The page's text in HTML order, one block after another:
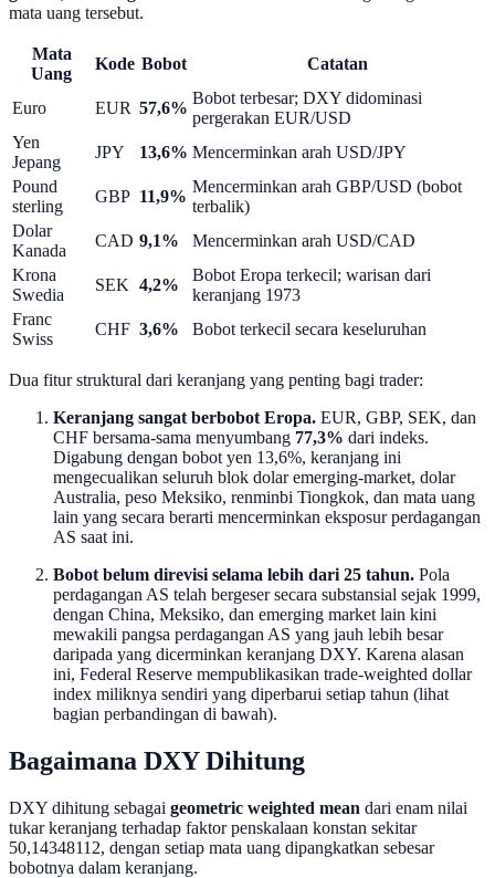
mata uang tersebut.
Mata
Uang
Kode Bobot Catatan
Euro EUR 57,6%
Bobot terbesar; DXY didominasi
pergerakan EUR/USD
Yen
Jepang
JPY 13,6% Mencerminkan arah USD/JPY
Pound
sterling
GBP 11,9%
Mencerminkan arah GBP/USD (bobot
terbalik)
Dolar
Kanada
CAD 9,1%
Mencerminkan arah USD/CAD
Krona
Swedia
SEK 4,2%
Bobot Eropa terkecil; warisan dari
keranjang 1973
Franc
Swiss
CHF 3,6% Bobot terkecil secara keseluruhan
Dua fitur struktural dari keranjang yang penting bagi trader:
Keranjang sangat berbobot Eropa. EUR, GBP, SEK, dan
CHF bersama-sama menyumbang 77,3% dari indeks.
Digabung dengan bobot yen 13,6%, keranjang ini
mengecualikan seluruh blok dolar emerging-market, dolar
Australia, peso Meksiko, renminbi Tiongkok, dan mata uang
lain yang secara berarti mencerminkan eksposur perdagangan
AS saat ini.
Bobot belum direvisi selama lebih dari 25 tahun. Pola
perdagangan AS telah bergeser secara substansial sejak 1999,
dengan China, Meksiko, dan emerging market lain kini
mewakili pangsa perdagangan AS yang jauh lebih besar
daripada yang dicerminkan keranjang DXY. Karena alasan
ini, Federal Reserve mempublikasikan trade-weighted dollar
index miliknya sendiri yang diperbarui setiap tahun (lihat
bagian perbandingan di bawah).
Bagaimana DXY Dihitung
DXY dihitung sebagai geometric weighted mean dari enam nilai
tukar keranjang terhadap faktor penskalaan konstan sekitar
50,14348112, dengan setiap mata uang dipangkatkan sebesar
bobotnya dalam keranjang.